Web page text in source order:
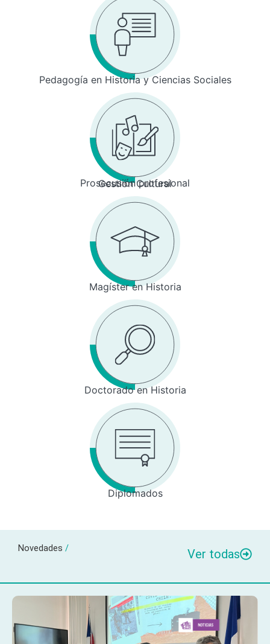
Pedagogía en Historia y Ciencias Sociales
Prosecusión profesional
Gestión Cultural
Magíster en Historia
Doctorado en Historia
Diplomados
Novedades / Ver todas